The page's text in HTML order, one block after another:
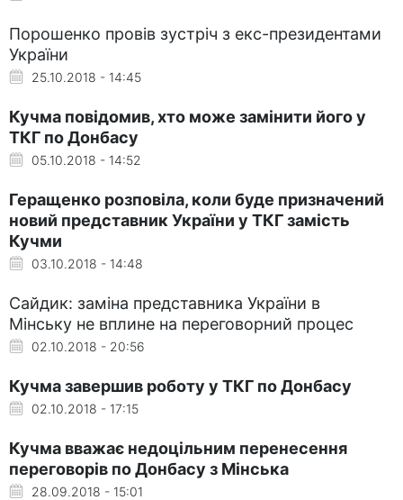
Порошенко провів зустріч з екс-президентами
України
25.10.2018 - 14:45
Кучма повідомив, хто може замінити його у
ТКГ по Донбасу
05.10.2018 - 14:52
Геращенко розповіла, коли буде призначений
новий представник України у ТКГ замість
Кучми
03.10.2018 - 14:48
Сайдик: заміна представника України в
Мінську не вплине на переговорний процес
02.10.2018 - 20:56
Кучма завершив роботу у ТКГ по Донбасу
02.10.2018 - 17:15
Кучма вважає недоцільним перенесення
переговорів по Донбасу з Мінська
28.09.2018 - 15:01